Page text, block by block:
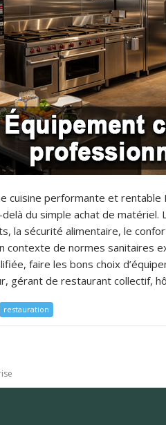
cuisine performante et rentable
du simple achat de matériel.
la sécurité alimentaire, le
contexte de normes sanitaires
faire les bons choix
gérant de restaurant collectif,
restauration